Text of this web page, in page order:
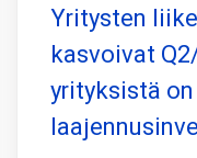
Yritysten
kasvoivat
yrityksistä